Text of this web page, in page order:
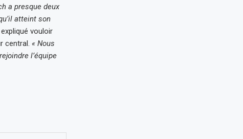
a presque deux
atteint son
vouloir
central. « Nous
l’équipe